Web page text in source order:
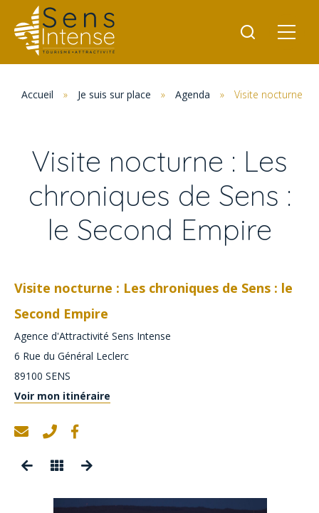
Accueil » Je suis sur place » Agenda » Visite nocturne :
Visite nocturne : Les
chroniques de Sens :
le Second Empire
Visite nocturne : Les chroniques de Sens : le
Second Empire
Agence d'Attractivité Sens Intense
6 Rue du Général Leclerc
89100 SENS
Voir mon itinéraire